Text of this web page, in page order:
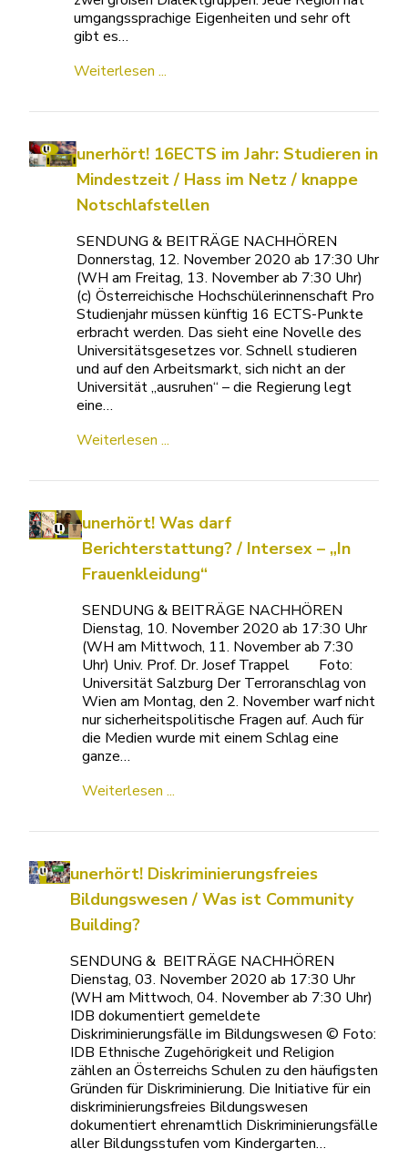
umgangssprachige Eigenheiten und sehr oft
gibt es…
Weiterlesen ...
unerhört! 16ECTS im Jahr: Studieren in
Mindestzeit / Hass im Netz / knappe
Notschlafstellen
SENDUNG & BEITRÄGE NACHHÖREN
Donnerstag, 12. November 2020 ab 17:30 Uhr
(WH am Freitag, 13. November ab 7:30 Uhr)
(c) Österreichische Hochschülerinnenschaft Pro
Studienjahr müssen künftig 16 ECTS-Punkte
erbracht werden. Das sieht eine Novelle des
Universitätsgesetzes vor. Schnell studieren
und auf den Arbeitsmarkt, sich nicht an der
Universität „ausruhen“ – die Regierung legt
eine…
Weiterlesen ...
unerhört! Was darf
Berichterstattung? / Intersex – „In
Frauenkleidung“
SENDUNG & BEITRÄGE NACHHÖREN
Dienstag, 10. November 2020 ab 17:30 Uhr
(WH am Mittwoch, 11. November ab 7:30
Uhr) Univ. Prof. Dr. Josef Trappel Foto:
Universität Salzburg Der Terroranschlag von
Wien am Montag, den 2. November warf nicht
nur sicherheitspolitische Fragen auf. Auch für
die Medien wurde mit einem Schlag eine
ganze…
Weiterlesen ...
unerhört! Diskriminierungsfreies
Bildungswesen / Was ist Community
Building?
SENDUNG & BEITRÄGE NACHHÖREN
Dienstag, 03. November 2020 ab 17:30 Uhr
(WH am Mittwoch, 04. November ab 7:30 Uhr)
IDB dokumentiert gemeldete
Diskriminierungsfälle im Bildungswesen © Foto:
IDB Ethnische Zugehörigkeit und Religion
zählen an Österreichs Schulen zu den häufigsten
Gründen für Diskriminierung. Die Initiative für ein
diskriminierungsfreies Bildungswesen
dokumentiert ehrenamtlich Diskriminierungsfälle
aller Bildungsstufen vom Kindergarten…